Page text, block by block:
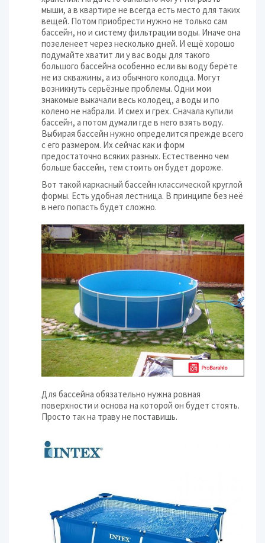
мыши, а в квартире не всегда есть место для таких
вещей. Потом приобрести нужно не только сам
бассейн, но и систему фильтрации воды. Иначе она
позеленеет через несколько дней. И ещё хорошо
подумайте хватит ли у вас воды для такого
большого бассейна особенно если вы воду берёте
не из скважины, а из обычного колодца. Могут
возникнуть серьёзные проблемы. Одни мои
знакомые выкачали весь колодец, а воды и по
колено не набрали. И смех и грех. Сначала купили
бассейн, а потом думали где в него взять воду.
Выбирая бассейн нужно определится прежде всего
с его размером. Их сейчас как и форм
предостаточно всяких разных. Естественно чем
больше бассейн, тем стоить он будет дороже.
Вот такой каркасный бассейн классической круглой
формы. Есть удобная лестница. В принципе без неё
в него попасть будет сложно.
Для бассейна обязательно нужна ровная
поверхности и основа на которой он будет стоять.
Просто так на траву не поставишь.